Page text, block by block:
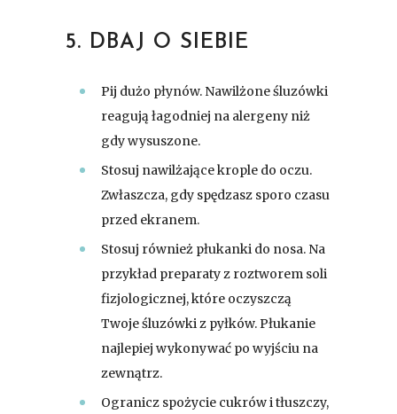
5. DBAJ O SIEBIE
Pij dużo płynów. Nawilżone śluzówki
reagują łagodniej na alergeny niż
gdy wysuszone.
Stosuj nawilżające krople do oczu.
Zwłaszcza, gdy spędzasz sporo czasu
przed ekranem.
Stosuj również płukanki do nosa. Na
przykład preparaty z roztworem soli
fizjologicznej, które oczyszczą
Twoje śluzówki z pyłków. Płukanie
najlepiej wykonywać po wyjściu na
zewnątrz.
Ogranicz spożycie cukrów i tłuszczy,